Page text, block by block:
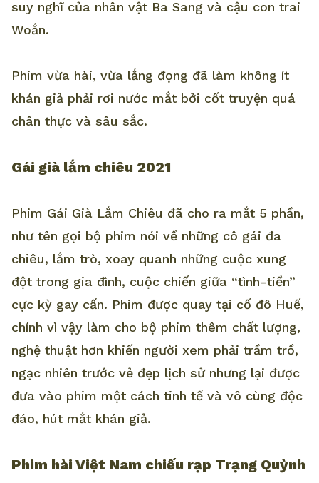
suy nghĩ của nhân vật Ba Sang và cậu con trai
Woắn.
Phim vừa hài, vừa lắng đọng đã làm không ít
khán giả phải rơi nước mắt bởi cốt truyện quá
chân thực và sâu sắc.
Gái già lắm chiêu 2021
Phim Gái Già Lắm Chiêu đã cho ra mắt 5 phần,
như tên gọi bộ phim nói về những cô gái đa
chiêu, lắm trò, xoay quanh những cuộc xung
đột trong gia đình, cuộc chiến giữa “tình-tiền”
cực kỳ gay cấn. Phim được quay tại cố đô Huế,
chính vì vậy làm cho bộ phim thêm chất lượng,
nghệ thuật hơn khiến người xem phải trầm trồ,
ngạc nhiên trước vẻ đẹp lịch sử nhưng lại được
đưa vào phim một cách tinh tế và vô cùng độc
đáo, hút mắt khán giả.
Phim hài Việt Nam chiếu rạp Trạng Quỳnh